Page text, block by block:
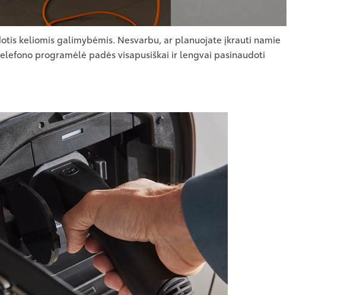
keliomis galimybėmis. Nesvarbu, ar planuojate įkrauti namie
programėlė padės visapusiškai ir lengvai pasinaudoti